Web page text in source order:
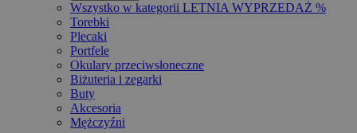
Wszystko w kategorii LETNIA WYPRZEDAŻ %
Torebki
Plecaki
Portfele
Okulary przeciwsłoneczne
Biżuteria i zegarki
Buty
Akcesoria
Mężczyźni